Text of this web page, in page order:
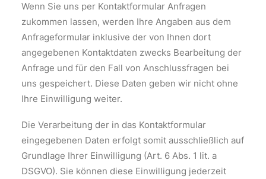
Wenn Sie uns per Kontaktformular Anfragen
zukommen lassen, werden Ihre Angaben aus dem
Anfrageformular inklusive der von Ihnen dort
angegebenen Kontaktdaten zwecks Bearbeitung der
Anfrage und für den Fall von Anschlussfragen bei
uns gespeichert. Diese Daten geben wir nicht ohne
Ihre Einwilligung weiter.
Die Verarbeitung der in das Kontaktformular
eingegebenen Daten erfolgt somit ausschließlich auf
Grundlage Ihrer Einwilligung (Art. 6 Abs. 1 lit. a
DSGVO). Sie können diese Einwilligung jederzeit